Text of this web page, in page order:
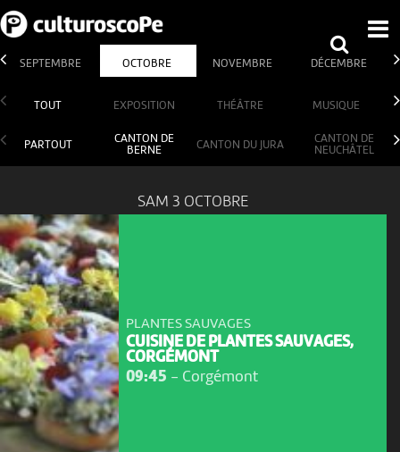
SEPTEMBRE OCTOBRE NOVEMBRE DÉCEMBRE
TOUT EXPOSITION THÉÂTRE MUSIQUE
PARTOUT
CANTON DE
BERNE
CANTON DU JURA
CANTON DE
NEUCHÂTEL
SAM 3 OCTOBRE
PLANTES SAUVAGES
CUISINE DE PLANTES SAUVAGES,
CORGÉMONT
09:45 - Corgémont